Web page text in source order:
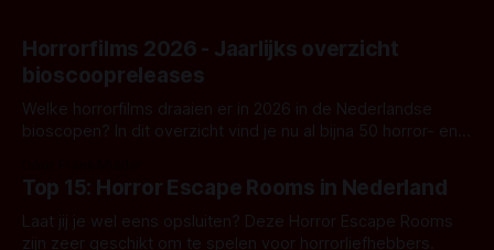
Horrorfilms 2026 - Jaarlijks overzicht
bioscoopreleases
Welke horrorfilms draaien er in 2026 in de Nederlandse
bioscopen? In dit overzicht vind je nu al bijna 50 horror- en
Top 15: Horror Escape Rooms in Nederland
Laat jij je wel eens opsluiten? Deze Horror Escape Rooms
zijn zeer geschikt om te spelen voor horrorliefhebbers.